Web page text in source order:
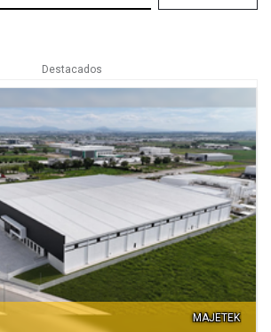
Destacados
MAJETEK